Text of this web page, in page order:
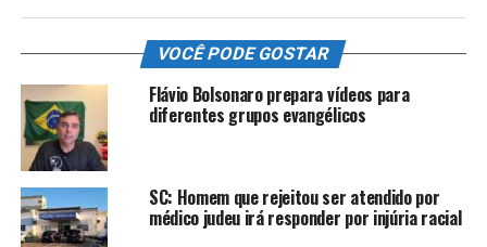
VOCÊ PODE GOSTAR
Flávio Bolsonaro prepara vídeos para
diferentes grupos evangélicos
SC: Homem que rejeitou ser atendido por
médico judeu irá responder por injúria racial